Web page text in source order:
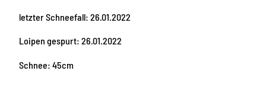
letzter Schneefall: 26.01.2022
Loipen gespurt: 26.01.2022
Schnee: 45cm